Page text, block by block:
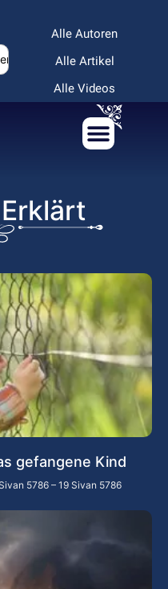
Alle Autoren
Alle Artikel
Alle Videos
gefangene Kind
5786 – 19 Sivan 5786